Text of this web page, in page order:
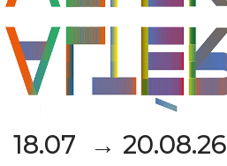
18.07 → 20.08.26